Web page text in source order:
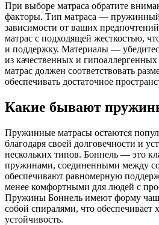
При выборе матраса обратите
факторы. Тип матраса —
зависимости от ваших
матрас с подходящей жесткостью,
и поддержку. Материалы —
из качественных и
матрас должен соответствовать
обеспечивать достаточное
Какие бывают
Пружинные матрасы остаются
благодаря своей долговечности и
нескольких типов. Боннель — это
пружинами, соединенными между
обеспечивают равномерную
менее комфортными для людей с
Пружины Боннель имеют форму
собой спиралями, что
устойчивость.